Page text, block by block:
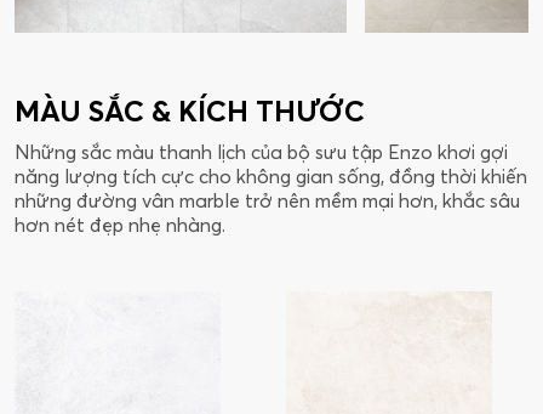
MÀU SẮC & KÍCH THƯỚC
Những sắc màu thanh lịch của bộ sưu tập Enzo khơi gợi
năng lượng tích cực cho không gian sống, đồng thời khiến
những đường vân marble trở nên mềm mại hơn, khắc sâu
hơn nét đẹp nhẹ nhàng.